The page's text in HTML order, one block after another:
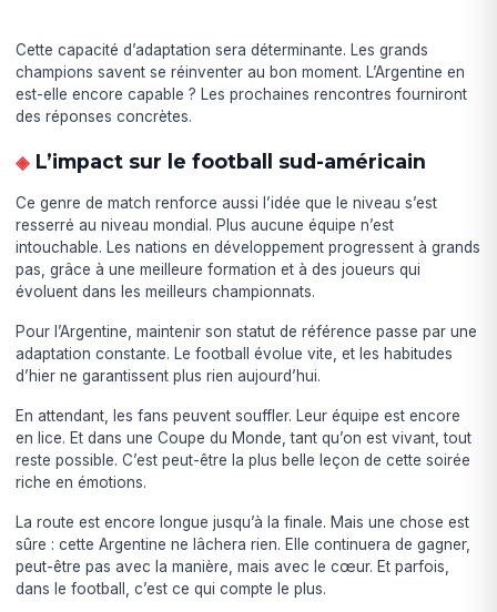
Cette capacité d’adaptation sera déterminante. Les grands
champions savent se réinventer au bon moment. L’Argentine en
est-elle encore capable ? Les prochaines rencontres fourniront
des réponses concrètes.
L’impact sur le football sud-américain
Ce genre de match renforce aussi l’idée que le niveau s’est
resserré au niveau mondial. Plus aucune équipe n’est
intouchable. Les nations en développement progressent à grands
pas, grâce à une meilleure formation et à des joueurs qui
évoluent dans les meilleurs championnats.
Pour l’Argentine, maintenir son statut de référence passe par une
adaptation constante. Le football évolue vite, et les habitudes
d’hier ne garantissent plus rien aujourd’hui.
En attendant, les fans peuvent souffler. Leur équipe est encore
en lice. Et dans une Coupe du Monde, tant qu’on est vivant, tout
reste possible. C’est peut-être la plus belle leçon de cette soirée
riche en émotions.
La route est encore longue jusqu’à la finale. Mais une chose est
sûre : cette Argentine ne lâchera rien. Elle continuera de gagner,
peut-être pas avec la manière, mais avec le cœur. Et parfois,
dans le football, c’est ce qui compte le plus.